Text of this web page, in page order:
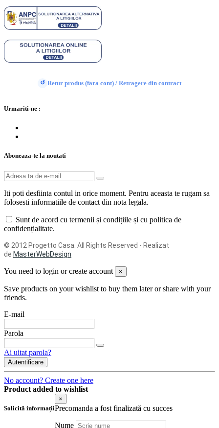
↺ Retur produs (fara cont) / Retragere din contract
Urmariti-ne :
Aboneaza-te la noutati
Iti poti desfiinta contul in orice moment. Pentru aceasta te rugam sa
folosesti informatiile de contact din nota legala.
Sunt de acord cu termenii și condițiile și cu politica de
confidențialitate.
© 2012 Progetto Casa. All Rights Reserved - Realizat
de MasterWebDesign
You need to login or create account ×
Save products on your wishlist to buy them later or share with your
friends.
E-mail
Parola
Ai uitat parola?
Autentificare
No account? Create one here
Product added to wishlist
Solicită informații
×
Precomanda a fost finalizată cu succes
Nume